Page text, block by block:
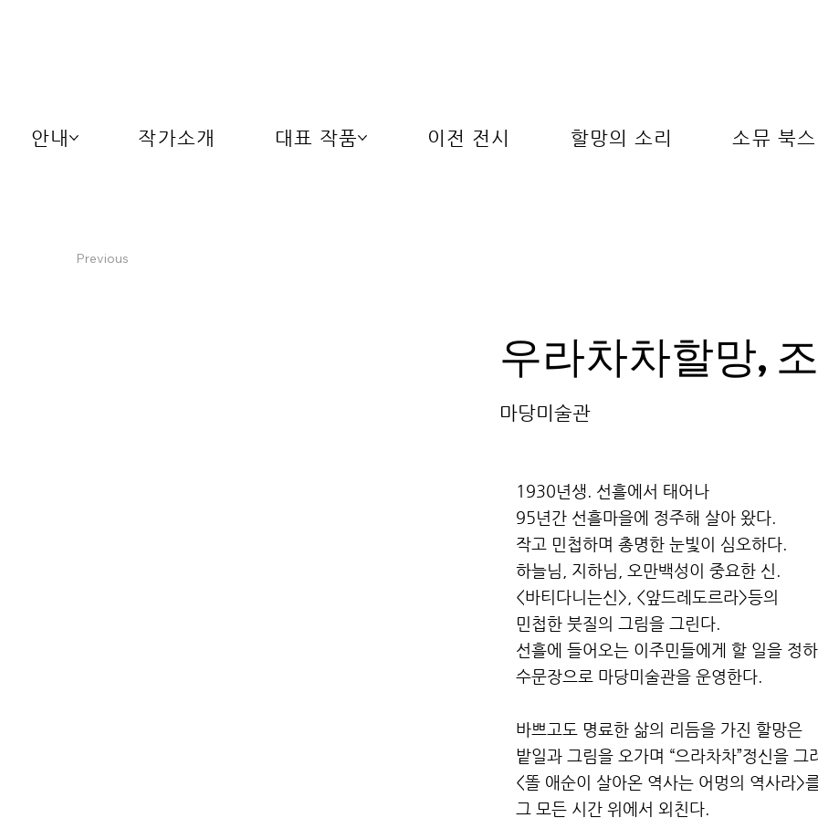
안내 작가소개 대표 작품 이전 전시 할망의 소리 소뮤 북
Previous
우라차차할망,
마당미술관
1930년생. 선흘에서 태어나
95년간 선흘마을에 정주해 살아 왔다.
작고 민첩하며 총명한 눈빛이 심오하다.
하늘님, 지하님, 오만백성이 중요한 신.
<바티다니는신>, <앞드레도르라>등의
민첩한 붓질의 그림을 그린다.
선흘에 들어오는 이주민들에게 할 일을 정
수문장으로 마당미술관을 운영한다.
바쁘고도 명료한 삶의 리듬을 가진 할망은
밭일과 그림을 오가며 “으라차차”정신을 그
<똘 애순이 살아온 역사는 어멍의 역사라>
그 모든 시간 위에서 외친다.